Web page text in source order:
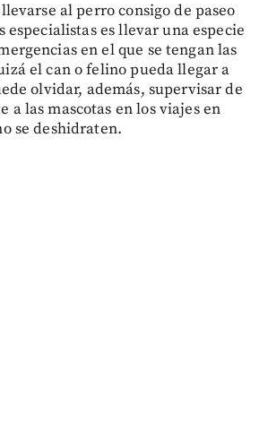
al perro consigo de paseo
especialistas es llevar una especie
en el que se tengan las
el can o felino pueda llegar a
olvidar, además, supervisar de
a las mascotas en los viajes en
se deshidraten.